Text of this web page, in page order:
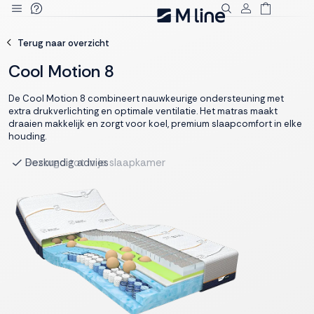
gebruikt
cookies
M line plaatst
analytische en
Dankzij functionele
cookies werkt de
website goed, terwijl
de analytische
cookies ons helpen
om de website te
verbeteren. Via de
marketing cookies
Terug naar overzicht
Cool Motion 8
De Cool Motion 8 combineert nauwkeurige ondersteuning met
extra drukverlichting en optimale ventilatie. Het matras maakt
draaien makkelijk en zorgt voor koel, premium slaapcomfort in elke
houding.
Deskundig advies